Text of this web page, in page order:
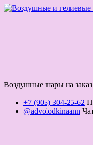
Воздушные шары на
+7 (903) 304-25-62
@advolodkinaann